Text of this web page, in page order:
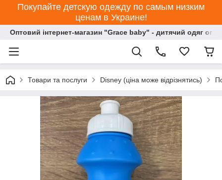
Покупайте детскую одежду по самым низким
ценам в Украине!
Оптовий інтернет-магазин "Grace baby" - дитячий одяг
Товари та послуги Disney (ціна може відрізнятись)